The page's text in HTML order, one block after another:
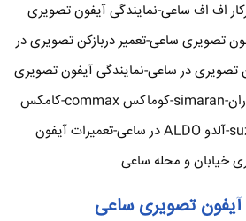
اف اف ساعی-نمایندگی آیفون تصویری
تصویری ساعی-تعمیر دربازکن تصویری در
تصویری در ساعی-نمایندگی آیفون تصویری
تابا-tabaالکتروپیک,سیماران-simaran-کوماکس commax-کامکس
camax-سوزوکی suzuki-آلدو ALDO در ساعی-تعمیرات آیفون
خیابان و محله ساعی
آیفون تصویری ساعی